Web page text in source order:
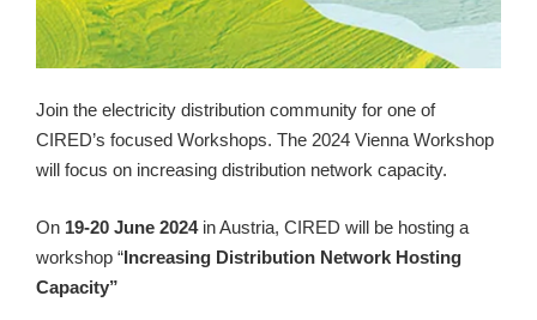
Join the electricity distribution community for one of
CIRED’s focused Workshops. The 2024 Vienna Workshop
will focus on increasing distribution network capacity.
On 19-20 June 2024in Austria, CIRED will be hosting a
workshop“Increasing Distribution Network Hosting
Capacity”